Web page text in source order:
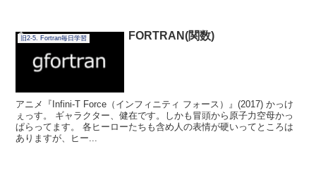
旧2-5. Fortran毎日学習 FORTRAN(関数)
アニメ『Infini-T Force（インフィニティ フォース）』(2017) かっけ
ぇっす。 ギャラクター、健在です。しかも冒頭から原子力空母かっ
ぱらってます。 各ヒーローたちも含め人の表情が硬いってところは
ありますが、ヒー...